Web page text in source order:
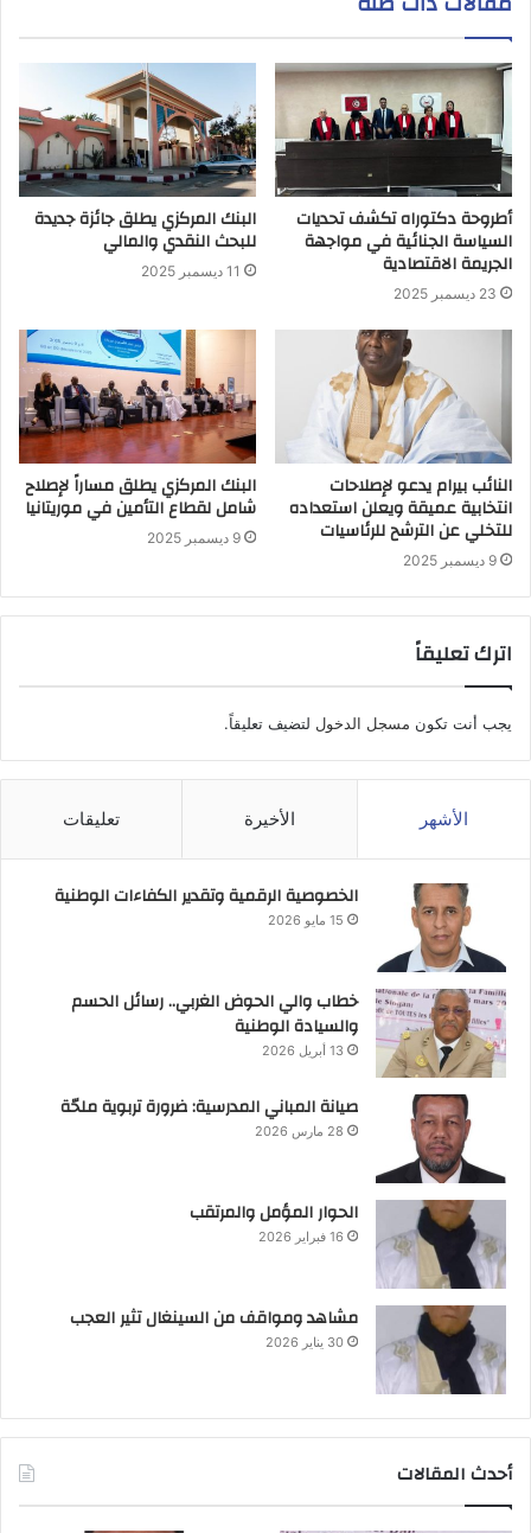
أطروحة دكتوراه تكشف تحديات
السياسة الجنائية في مواجهة
الجريمة الاقتصادية
23 ديسمبر 2025
البنك المركزي يطلق جائزة جديدة
للبحث النقدي والمالي
11 ديسمبر 2025
النائب بيرام يدعو لإصلاحات
انتخابية عميقة ويعلن استعداده
للتخلي عن الترشح للرئاسيات
9 ديسمبر 2025
البنك المركزي يطلق مساراً لإصلاح
شامل لقطاع التأمين في موريتانيا
9 ديسمبر 2025
اترك تعليقاً
يجب أنت تكون مسجل الدخول لتضيف تعليقاً.
الأشهر الأخيرة تعليقات
الخصوصية الرقمية وتقدير الكفاءات الوطنية
15 مايو 2026
خطاب والي الحوض الغربي.. رسائل الحسم
والسيادة الوطنية
13 أبريل 2026
صيانة المباني المدرسية: ضرورة تربوية ملحّة
28 مارس 2026
الحوار المؤمل والمرتقب
16 فبراير 2026
مشاهد ومواقف من السينغال تثير العجب
30 يناير 2026
أحدث المقالات